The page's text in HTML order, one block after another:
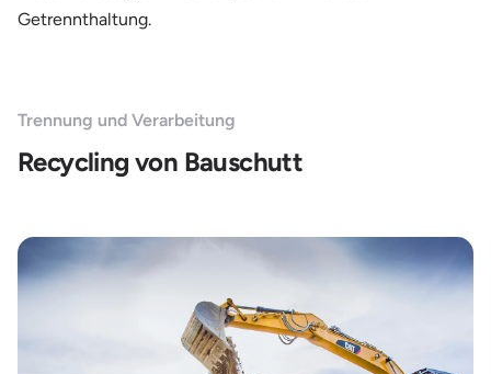
Getrennthaltung.
Trennung und Verarbeitung
Recycling von Bauschutt